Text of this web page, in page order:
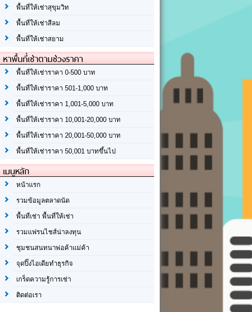
พื้นที่ให้เช่าสุขุมวิท
พื้นที่ให้เช่าสีลม
พื้นที่ให้เช่าสยาม
หาพื้นที่เช่าตามช่วงราคา
พื้นที่ให้เช่าราคา 0-500 บาท
พื้นที่ให้เช่าราคา 501-1,000 บาท
พื้นที่ให้เช่าราคา 1,001-5,000 บาท
พื้นที่ให้เช่าราคา 10,001-20,000 บาท
พื้นที่ให้เช่าราคา 20,001-50,000 บาท
พื้นที่ให้เช่าราคา 50,001 บาทขึ้นไป
เมนูหลัก
หน้าแรก
รวมข้อมูลตลาดนัด
พื้นที่เช่า พื้นที่ให้เช่า
รวมแฟรนไชส์น่าลงทุน
ชุมชนสนทนาพ่อค้าแม่ค้า
จุดปิ๊งไอเดียทำธุรกิจ
เกร็ดความรู้การเช่า
ติดต่อเรา